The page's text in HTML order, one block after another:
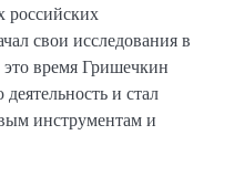
российских
свои исследования в
время Гришечкин
и стал
инструментам и